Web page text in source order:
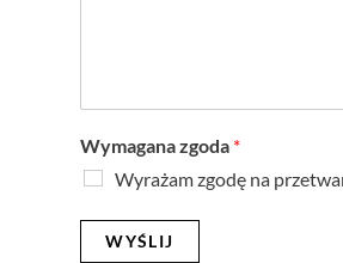
Wymagana zgoda *
Wyrażam zgodę na
WYŚLIJ